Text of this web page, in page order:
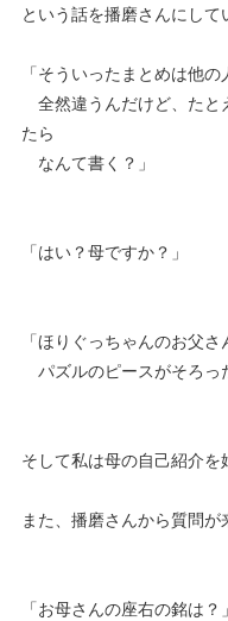
という話を播磨さんにして
「そういったまとめは他
全然違うんだけど、たと
たら
なんて書く？」
「はい？母ですか？」
「ほりぐっちゃんのお父
パズルのピースがそろ
そして私は母の自己紹介を
また、播磨さんから質問が
「お母さんの座右の銘は？」